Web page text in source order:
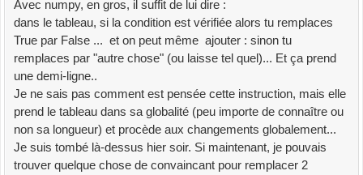
Avec numpy, en gros, il suffit de lui dire :
dans le tableau, si la condition est vérifiée alors tu remplaces
True par False ... et on peut même ajouter : sinon tu
remplaces par "autre chose" (ou laisse tel quel)... Et ça prend
une demi-ligne..
Je ne sais pas comment est pensée cette instruction, mais elle
prend le tableau dans sa globalité (peu importe de connaître ou
non sa longueur) et procède aux changements globalement...
Je suis tombé là-dessus hier soir. Si maintenant, je pouvais
trouver quelque chose de convaincant pour remplacer 2